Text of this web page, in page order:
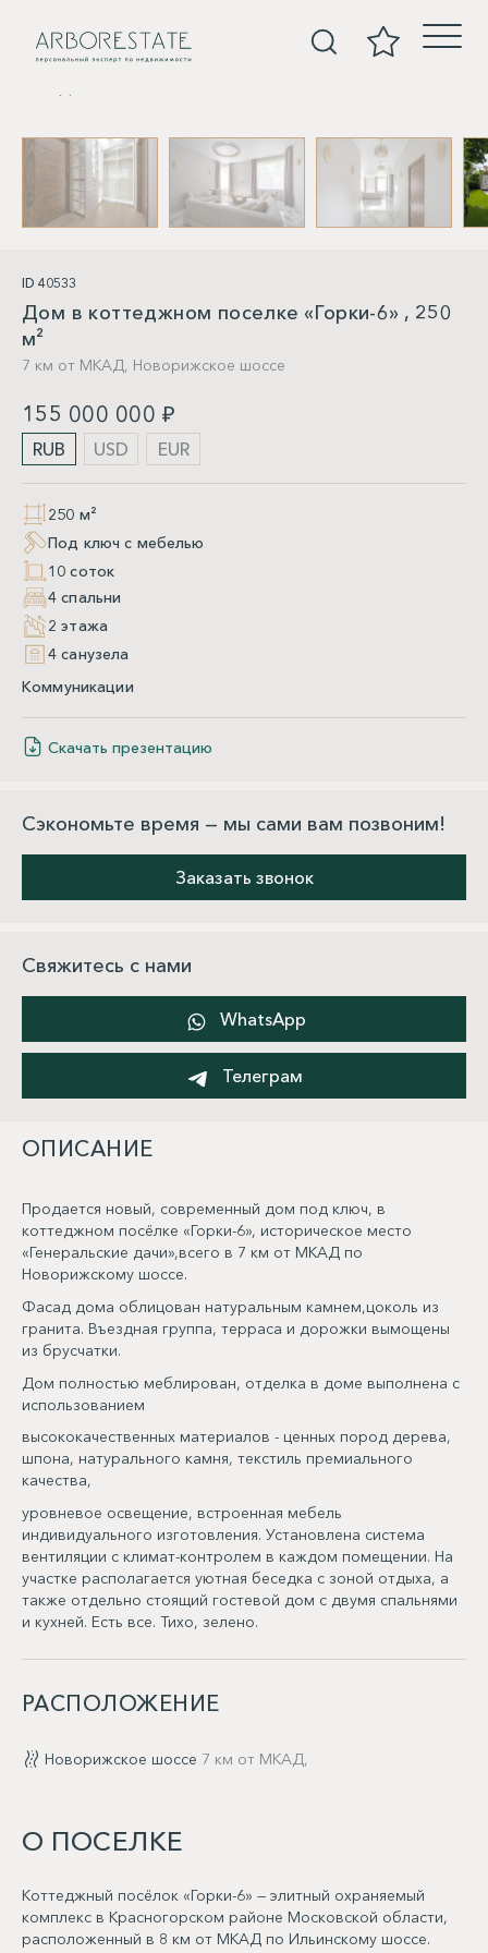
ID 40533
Дом в коттеджном поселке «Горки-6» , 250
м²
7 км от МКАД, Новорижское шоссе
155 000 000 ₽
RUB USD EUR
250 м²
Под ключ с мебелью
10 соток
4 спальни
2 этажа
4 санузела
Коммуникации
Скачать презентацию
Сэкономьте время — мы сами вам позвоним!
Заказать звонок
Свяжитесь с нами
WhatsApp
Телеграм
ОПИСАНИЕ
Продается новый, современный дом под ключ, в
коттеджном посёлке «Горки-6», историческое место
«Генеральские дачи»,всего в 7 км от МКАД по
Новорижскому шоссе.
Фасад дома облицован натуральным камнем,цоколь из
гранита. Въездная группа, терраса и дорожки вымощены
из брусчатки.
Дом полностью меблирован, отделка в доме выполнена с
использованием
высококачественных материалов - ценных пород дерева,
шпона, натурального камня, текстиль премиального
качества,
уровневое освещение, встроенная мебель
индивидуального изготовления. Установлена система
вентиляции с климат-контролем в каждом помещении. На
участке располагается уютная беседка с зоной отдыха, а
также отдельно стоящий гостевой дом с двумя спальнями
и кухней. Есть все. Тихо, зелено.
РАСПОЛОЖЕНИЕ
Новорижское шоссе 7 км от МКАД,
О ПОСЕЛКЕ
Коттеджный посёлок «Горки-6» — элитный охраняемый
комплекс в Красногорском районе Московской области,
расположенный в 8 км от МКАД по Ильинскому шоссе.